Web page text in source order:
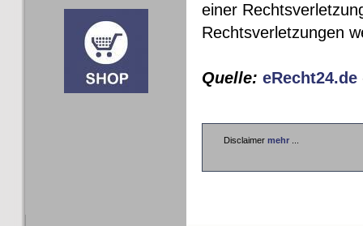
einer
Rechtsverletzungen
Quelle: eRecht24.de
Disclaimer mehr